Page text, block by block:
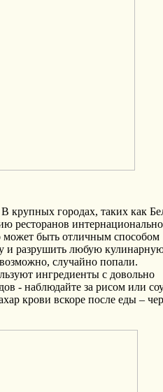
городах, таких как
ресторанов
может быть отличным способом
и разрушить любую
случайно попали.
ингредиенты с довольно
- наблюдайте за рисом или
крови вскоре после еды –